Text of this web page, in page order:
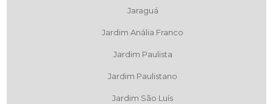
Jaraguá
Jardim Anália Franco
Jardim Paulista
Jardim Paulistano
Jardim São Luís